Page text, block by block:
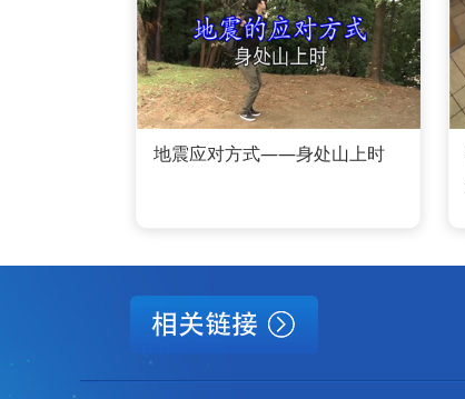
地震应对方式——身处山上时